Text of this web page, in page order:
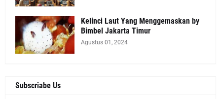
Kelinci Laut Yang Menggemaskan by
Bimbel Jakarta Timur
Agustus 01, 2024
Subscriabe Us